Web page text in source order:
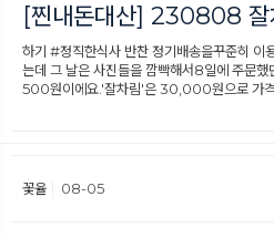
[찐내돈대산] 230808 잘
하기 #정직한식사 반찬 정기배송을꾸준히 이
는데 그 날은 사진들을 깜빡해서8일에 주문
500원이에요.​'잘차림'은 30,000원으로 가격
꽃율 08-05